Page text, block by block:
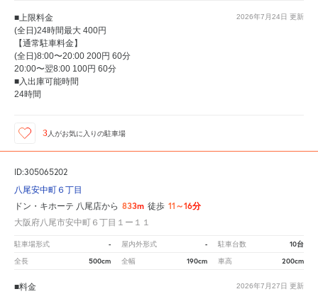
2026年7月24日 更新
■上限料金
(全日)24時間最大 400円
【通常駐車料金】
(全日)8:00〜20:00 200円 60分
20:00〜翌8:00 100円 60分
■入出庫可能時間
24時間
3人がお気に入りの駐車場
ID:305065202
八尾安中町６丁目
ドン・キホーテ 八尾店から 833m 徒歩 11～16分
大阪府八尾市安中町６丁目１ー１１
駐車場形式 - 屋内外形式 - 駐車台数 10台
全長 500cm 全幅 190cm 車高 200cm
2026年7月27日 更新
■料金